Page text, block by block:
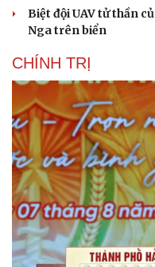
Biệt đội UAV tử thần
Nga trên biển
CHÍNH TRỊ